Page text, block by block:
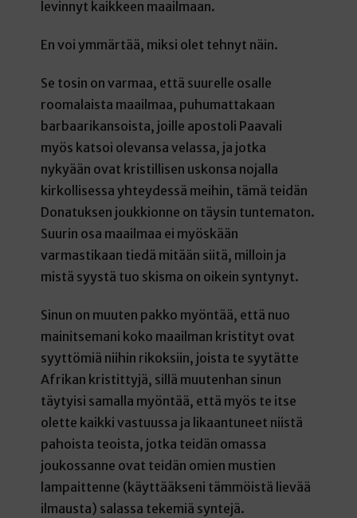
levinnyt kaikkeen maailmaan.
En voi ymmärtää, miksi olet tehnyt näin.
Se tosin on varmaa, että suurelle osalle
roomalaista maailmaa, puhumattakaan
barbaarikansoista, joille apostoli Paavali
myös katsoi olevansa velassa, ja jotka
nykyään ovat kristillisen uskonsa nojalla
kirkollisessa yhteydessä meihin, tämä teidän
Donatuksen joukkionne on täysin tuntematon.
Suurin osa maailmaa ei myöskään
varmastikaan tiedä mitään siitä, milloin ja
mistä syystä tuo skisma on oikein syntynyt.
Sinun on muuten pakko myöntää, että nuo
mainitsemani koko maailman kristityt ovat
syyttömiä niihin rikoksiin, joista te syytätte
Afrikan kristittyjä, sillä muutenhan sinun
täytyisi samalla myöntää, että myös te itse
olette kaikki vastuussa ja likaantuneet niistä
pahoista teoista, jotka teidän omassa
joukossanne ovat teidän omien mustien
lampaittenne (käyttääkseni tämmöistä lievää
ilmausta) salassa tekemiä syntejä.